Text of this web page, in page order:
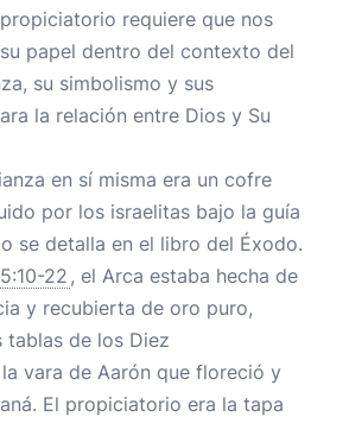
requiere que nos
papel dentro del contexto del
su simbolismo y sus
la relación entre Dios y Su
en sí misma era un cofre
por los israelitas bajo la guía
se detalla en el libro del Éxodo.
22 , el Arca estaba hecha de
y recubierta de oro puro,
tablas de los Diez
vara de Aarón que floreció y
El propiciatorio era la tapa